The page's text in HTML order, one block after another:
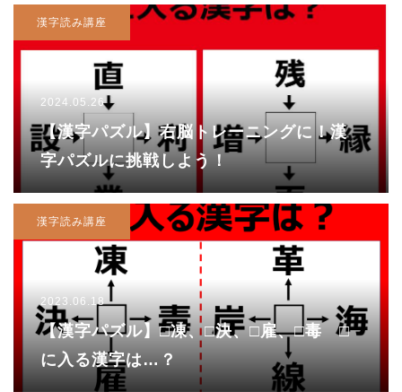
漢字読み講座
2024.05.26
【漢字パズル】右脳トレーニングに！漢
字パズルに挑戦しよう！
漢字読み講座
2023.06.18
【漢字パズル】□凍、□決、□雇、□毒 □
に入る漢字は…？